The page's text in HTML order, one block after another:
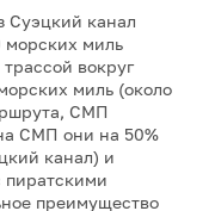
Суэцкий канал
миль
вокруг
миль (около
СМП
СМП они на 50%
канал) и
пиратскими
преимущество